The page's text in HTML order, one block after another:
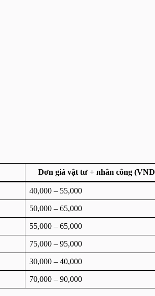
Đơn giá vật tư + nhân công
40,000 – 55,000
50,000 – 65,000
55,000 – 65,000
75,000 – 95,000
30,000 – 40,000
70,000 – 90,000